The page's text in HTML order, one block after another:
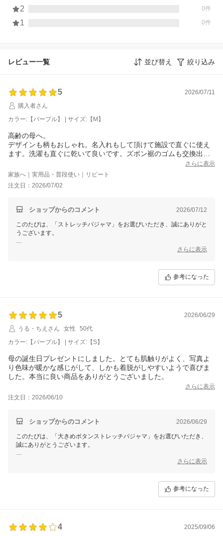
2 0件
1 0件
レビュー一覧 並び替え 絞り込み
5
2026/07/11
購入者さん
カラー:【パープル】 | サイズ:【M】
高齢の母へ。
デザインも柄もおしゃれ。名入れもして頂けて施設で直ぐに使え
ます。洗濯も直ぐに乾いて良いです。ズボン裾のゴムも交換出来
さらに表示
家族へ｜実用品・普段使い｜リピート
注文日：2026/07/02
ショップからのコメント 2026/07/12
このたびは、「ストレッチパジャマ」をお選びいただき、誠にありがと
うございます。
お母様のためにお選びいただき、デザインや柄も気に入っていただけた
また、名入れや乾きやすさ、裾ゴムの交換ができる点もお役に立てたよ
これからも、お母様に快適にお過ごしいただける衣類をお届けできまし
たら幸いです。
このたびは温かいご感想をありがとうございました。
せたがや介護
さらに表示
参考になった
5
2026/06/29
うる・ちえさん
女性
50代
カラー:【パープル】 | サイズ:【S】
母の誕生日プレゼントにしました。とても肌触りがよく、写真よ
り色味が暖かな感じがして、しかも着脱がしやすいようで喜びま
した。本当に良い商品をありがとうございました。
さらに表示
注文日：2026/06/10
ショップからのコメント 2026/06/29
このたびは、「大きめボタンストレッチパジャマ」をお選びいただき、
誠にありがとうございます。
また、お母様のお誕生日という大切な贈り物にお選びいただきましたこ
肌触りや色味、着脱のしやすさにもご満足いただき、お母様にもお喜び
これからも、お母様に快適にお過ごしいただける衣類をお届けできるよ
さらに表示
参考になった
4
2025/09/06